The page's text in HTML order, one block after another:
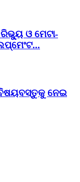
ଓ ମେଟା-
ବିଷୟବସ୍ତୁକୁ ନେଇ